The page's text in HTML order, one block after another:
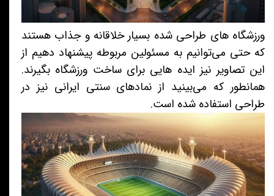
ورزشگاه های طراحی شده بسیار خلاقانه و جذاب هستند
که حتی می‌توانیم به مسئولین مربوطه پیشنهاد دهیم از
این تصاویر نیز ایده هایی برای ساخت ورزشگاه بگیرند.
همانطور که می‌بینید از نمادهای سنتی ایرانی نیز در
طراحی استفاده شده است.